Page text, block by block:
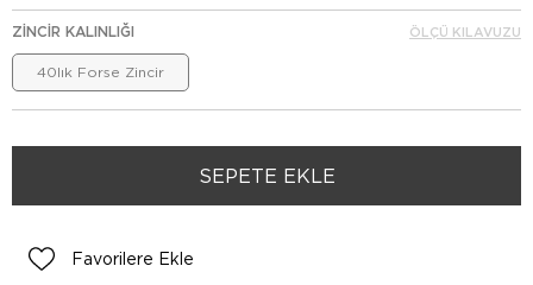
ZINCIR KALINLIĞI
40lık Forse Zincir
ÖLÇÜ KILAVUZU
Favorilere Ekle